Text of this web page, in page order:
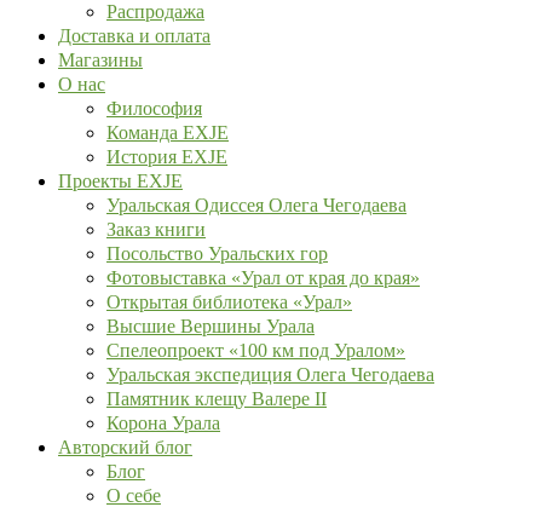
Распродажа
Доставка и оплата
Магазины
О нас
Философия
Команда EXJE
История EXJE
Проекты EXJE
Уральская Одиссея Олега Чегодаева
Заказ книги
Посольство Уральских гор
Фотовыставка «Урал от края до края»
Открытая библиотека «Урал»
Высшие Вершины Урала
Спелеопроект «100 км под Уралом»
Уральская экспедиция Олега Чегодаева
Памятник клещу Валере II
Корона Урала
Авторский блог
Блог
О себе